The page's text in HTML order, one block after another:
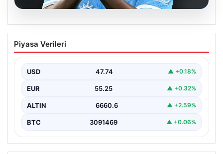
Fenerbahçe, Lukaku transferini
bitiriyor! Defansların korkulu rüyası
Piyasa Verileri
USD 47.74 ▲ +0.18%
EUR 55.25 ▲ +0.32%
ALTIN 6660.6 ▲ +2.59%
BTC 3091469 ▲ +0.06%